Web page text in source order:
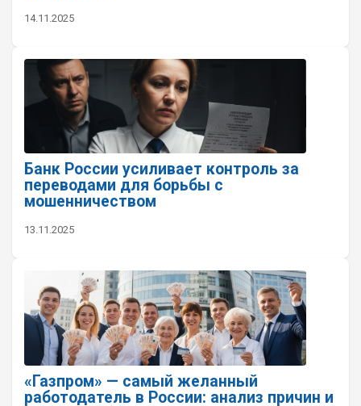
14.11.2025
Банк России усиливает контроль за
переводами для борьбы с
мошенничеством
13.11.2025
«Газпром» — самый желанный
работодатель в России: анализ причин и